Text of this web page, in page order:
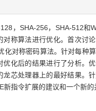
，SHA-256，SHA-512和
对称算法进行优化。首次讨
化对称密码算法。针对每种
优化后的结果进行了分析。
龙芯处理器上的最好结果。
新指令扩展的建议和一个新